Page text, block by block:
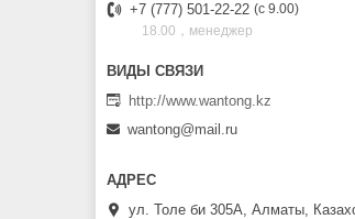
+7 (777) 501-22-22 с 9.00
18.00，менеджер
http://www.wantong.kz
wantong@mail.ru
ул. Толе би 305А, Алматы,